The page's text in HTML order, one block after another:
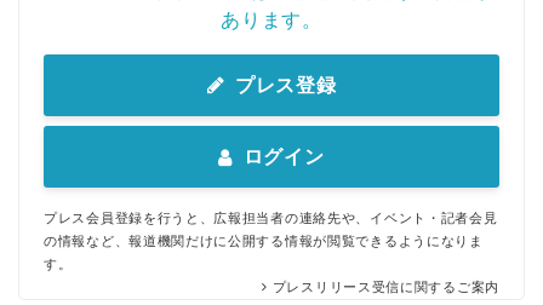
あります。
プレス登録
ログイン
プレス会員登録を行うと、広報担当者の連絡先や、イベント・記者会見
の情報など、報道機関だけに公開する情報が閲覧できるようになりま
す。
プレスリリース受信に関するご案内